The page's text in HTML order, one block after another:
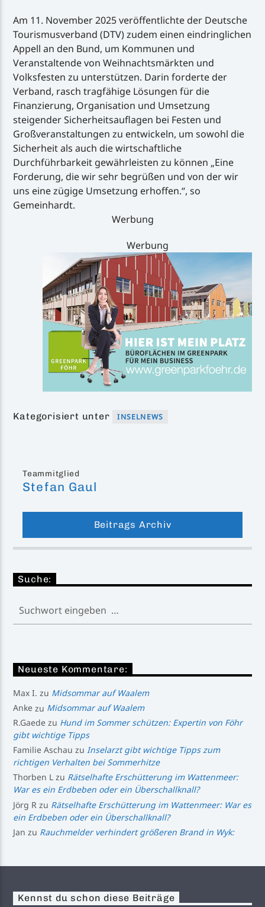
Am 11. November 2025 veröffentlichte der Deutsche
Tourismusverband (DTV) zudem einen eindringlichen
Appell an den Bund, um Kommunen und
Veranstaltende von Weihnachtsmärkten und
Volksfesten zu unterstützen. Darin forderte der
Verband, rasch tragfähige Lösungen für die
Finanzierung, Organisation und Umsetzung
steigender Sicherheitsauflagen bei Festen und
Großveranstaltungen zu entwickeln, um sowohl die
Sicherheit als auch die wirtschaftliche
Durchführbarkeit gewährleisten zu können „Eine
Forderung, die wir sehr begrüßen und von der wir
uns eine zügige Umsetzung erhoffen.“, so
Gemeinhardt.
Werbung
Werbung
Kategorisiert unter INSELNEWS
Teammitglied
Stefan Gaul
Beitrags Archiv
Suche:
Neueste Kommentare:
Max I. zu Midsommar auf Waalem
Anke zu Midsommar auf Waalem
R.Gaede zu Hund im Sommer schützen: Expertin von Föhr
gibt wichtige Tipps
Familie Aschau zuInselarzt gibt wichtige Tipps zum
richtigen Verhalten bei Sommerhitze
Thorben L zu Rätselhafte Erschütterung im Wattenmeer:
War es ein Erdbeben oder ein Überschallknall?
Jörg R zu Rätselhafte Erschütterung im Wattenmeer: War es
ein Erdbeben oder ein Überschallknall?
Jan zu Rauchmelder verhindert größeren Brand in Wyk:
Kennst du schon diese Beiträge